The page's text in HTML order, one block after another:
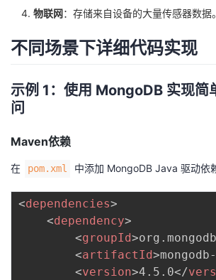
的
课
程
我
的
认
我
的
我
藏
技
术
支
的
云
声
物联网：存储来自设备的大量传感器数据。
不同场景下详细代码实现
示例 1：使用 MongoDB 实现简
问
Maven依赖
在 pom.xml 中添加 MongoDB Java 驱动依
<dependencies>
<dependency>
<groupId>org.mongodb
<artifactId>
<version>4.5.0</